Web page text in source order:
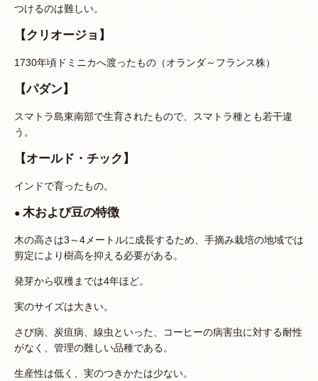
つけるのは難しい。
【クリオージョ】
1730年頃ドミニカへ渡ったもの（オランダ～フランス株）
【パダン】
スマトラ島東南部で生育されたもので、スマトラ種とも若干違
う。
【オールド・チック】
インドで育ったもの。
● 木および豆の特徴
木の高さは3～4メートルに成長するため、手摘み栽培の地域では
剪定により樹高を抑える必要がある。
発芽から収穫までは4年ほど。
実のサイズは大きい。
さび病、炭疽病、線虫といった、コーヒーの病害虫に対する耐性
がなく、管理の難しい品種である。
生産性は低く、実のつきかたは少ない。